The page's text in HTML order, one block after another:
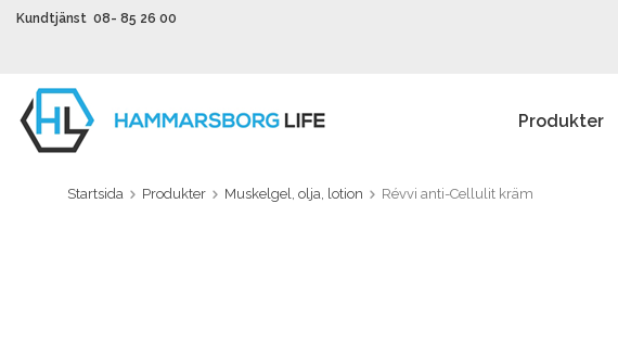
Kundtjänst 08- 85 26 00
Produkter
Startsida Produkter Muskelgel, olja, lotion Révvi anti-Cellulit kräm